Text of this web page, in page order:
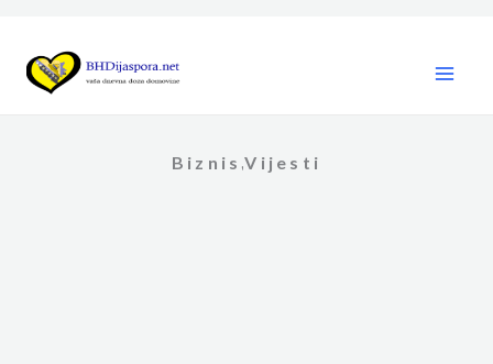
content
Biznis ,Vijesti